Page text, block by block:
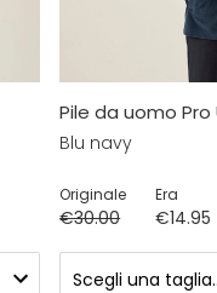
Pile da uomo Pro
Blu navy
Originale
€30.00
Era
€14.95